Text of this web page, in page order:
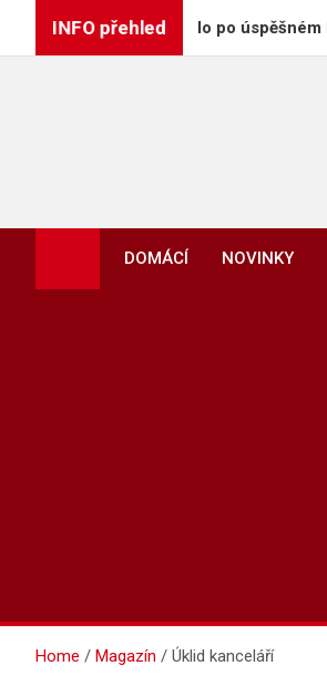
INFO přehled
do Colo Colo po úspěšném MS
DOMÁCÍ NOVINKY
Home Magazín Úklid kanceláří